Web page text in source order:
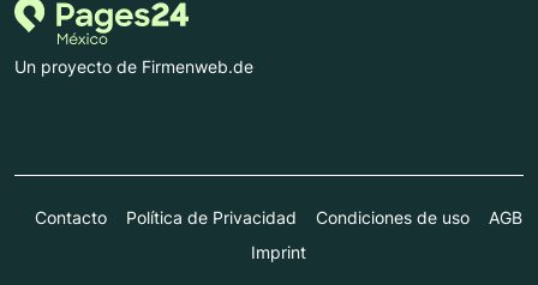
Un proyecto de Firmenweb.de
Contacto Política de Privacidad Condiciones de uso
AGB
Imprint